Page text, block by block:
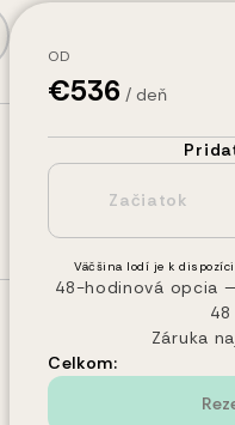
OD
€536 / deň
Väčšina lodí je k
48-hodinová opcia
Záruka
Celkom: